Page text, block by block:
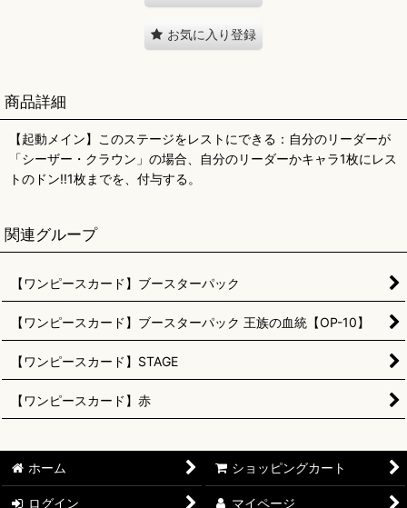
お気に入り登録
商品詳細
【起動メイン】このステージをレストにできる：自分のリーダーが
「シーザー・クラウン」の場合、自分のリーダーかキャラ1枚にレス
トのドン!!1枚までを、付与する。
関連グループ
【ワンピースカード】ブースターパック
【ワンピースカード】ブースターパック 王族の血統【OP-10】
【ワンピースカード】STAGE
【ワンピースカード】赤
ホーム ショッピングカート
ログイン マイページ